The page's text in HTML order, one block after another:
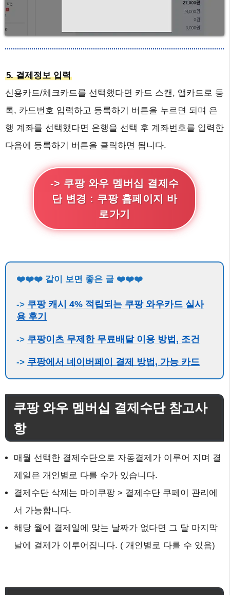
5. 결제정보 입력
신용카드/체크카드를 선택했다면 카드 스캔, 앱카드로 등
록, 카드번호 입력하고 등록하기 버튼을 누르면 되며 은
행 계좌를 선택했다면 은행을 선택 후 계좌번호를 입력한
다음에 등록하기 버튼을 클릭하면 됩니다.
-> 쿠팡 와우 멤버십 결제수
단 변경 : 쿠팡 홈페이지 바
로가기
❤️❤️❤️ 같이 보면 좋은 글 ❤️❤️❤️
-> 쿠팡 캐시 4% 적립되는 쿠팡 와우카드 실사
용 후기
-> 쿠팡이츠 무제한 무료배달 이용 방법, 조건
-> 쿠팡에서 네이버페이 결제 방법, 가능 카드
쿠팡 와우 멤버십 결제수단 참고사
항
매월 선택한 결제수단으로 자동결제가 이루어 지며 결
제일은 개인별로 다를 수가 있습니다.
결제수단 삭제는 마이쿠팡 > 결제수단 쿠페이 관리에
서 가능합니다.
해당 월에 결제일에 맞는 날짜가 없다면 그 달 마지막
날에 결제가 이루어집니다. ( 개인별로 다를 수 있음)